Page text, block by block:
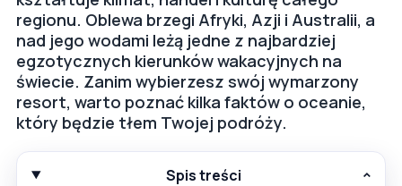
regionu. Oblewa brzegi Afryki, Azji i Australii, a
nad jego wodami leżą jedne z najbardziej
egzotycznych kierunków wakacyjnych na
świecie. Zanim wybierzesz swój wymarzony
resort, warto poznać kilka faktów o oceanie,
który będzie tłem Twojej podróży.
Spis treści